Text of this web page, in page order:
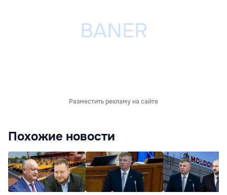
Разместить рекламу на сайте
Похожие новости